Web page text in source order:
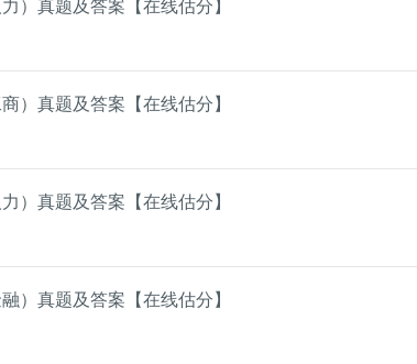
）真题及答案【在线估分】
）真题及答案【在线估分】
）真题及答案【在线估分】
）真题及答案【在线估分】